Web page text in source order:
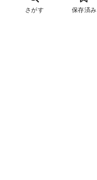
さがす 保存済み